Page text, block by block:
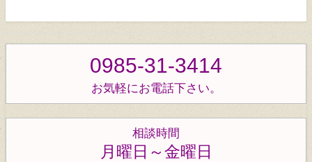
0985-31-3414
お気軽にお電話下さい。
相談時間
月曜日～金曜日